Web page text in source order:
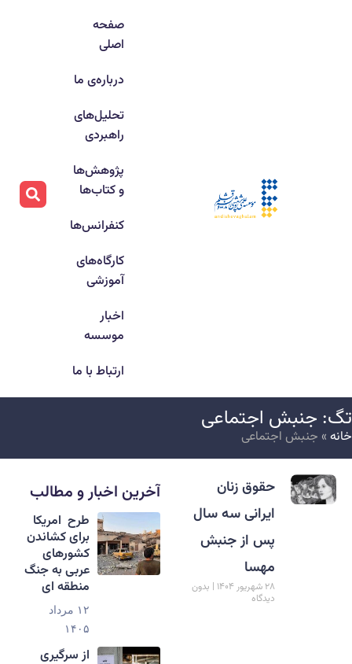
صفحه
اصلی
درباره‌ی ما
تحلیل‌های
راهبردی
پژوهش‌ها
و کتاب‌ها
کنفرانس‌ها
کارگاه‌های
آموزشی
اخبار
موسسه
ارتباط با ما
جنبش اجتماعی
» جنبش اجتماعی
حقوق زنان
ایرانی سه سال
پس از جنبش
مهسا
۲۸ شهریور ۱۴۰۴
بدون
دیدگاه
آخرین اخبار و مطالب
طرح امریکا
برای کشاندن
کشورهای
عربی به جنگ
منطقه ای
۱۲ مرداد
۱۴۰۵
از سرگیری